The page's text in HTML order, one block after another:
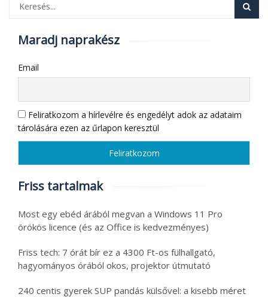
Maradj naprakész
Email
Feliratkozom a hírlevélre és engedélyt adok az adataim
tárolására ezen az űrlapon keresztül
Friss tartalmak
Most egy ebéd árából megvan a Windows 11 Pro
örökös licence (és az Office is kedvezményes)
Friss tech: 7 órát bír ez a 4300 Ft-os fülhallgató,
hagyományos órából okos, projektor útmutató
240 centis gyerek SUP pandás külsővel: a kisebb méret